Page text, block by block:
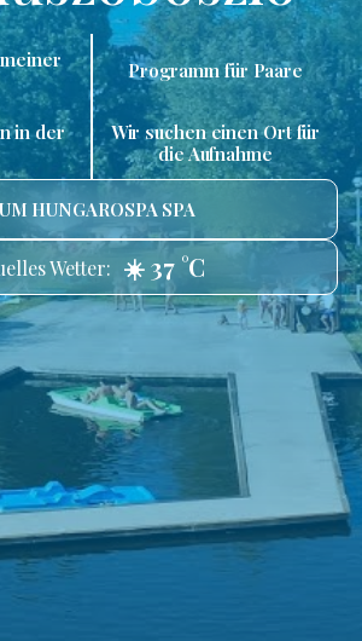
Programm für Paare
in der
Wir suchen einen Ort für
die Aufnahme
HUNGAROSPA SPA
Wetter: ☀️ 37 °C